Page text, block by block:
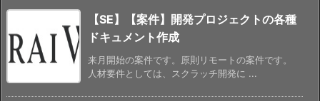
【SE】【案件】開発プロジェクトの各種
ドキュメント作成
来月開始の案件です。原則リモートの案件です。
人材要件としては、スクラッチ開発に ...